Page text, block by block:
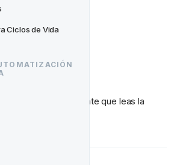
Ciclos de Vida
encarecidamente que leas la